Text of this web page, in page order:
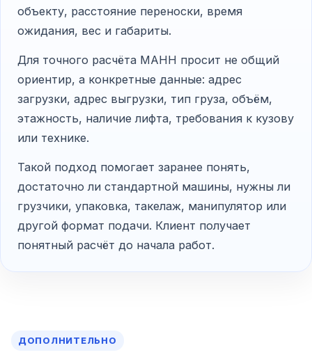
объекту, расстояние переноски, время
ожидания, вес и габариты.
Для точного расчёта МАНН просит не общий
ориентир, а конкретные данные: адрес
загрузки, адрес выгрузки, тип груза, объём,
этажность, наличие лифта, требования к кузову
или технике.
Такой подход помогает заранее понять,
достаточно ли стандартной машины, нужны ли
грузчики, упаковка, такелаж, манипулятор или
другой формат подачи. Клиент получает
понятный расчёт до начала работ.
ДОПОЛНИТЕЛЬНО